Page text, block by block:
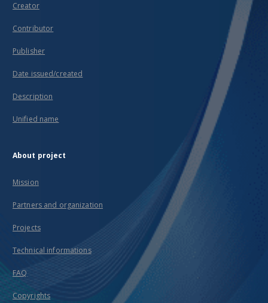
Creator
Contributor
Publisher
Date issued/created
Description
Unified name
About project
Mission
Partners and organization
Projects
Technical informations
FAQ
Copyrights